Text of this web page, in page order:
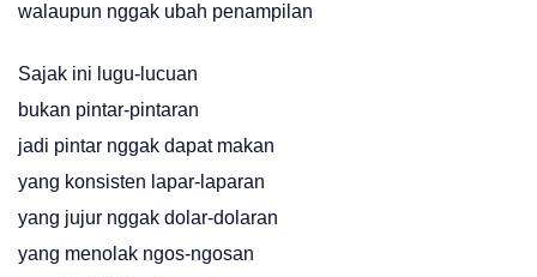
walaupun nggak ubah penampilan
Sajak ini lugu-lucuan
bukan pintar-pintaran
jadi pintar nggak dapat makan
yang konsisten lapar-laparan
yang jujur nggak dolar-dolaran
yang menolak ngos-ngosan